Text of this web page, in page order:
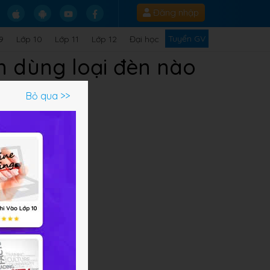
Đăng nhập
Lớp 10 Lớp 11 Lớp 12 Đại học Tuyển GV
dùng loại đèn nào
Bỏ qua >>